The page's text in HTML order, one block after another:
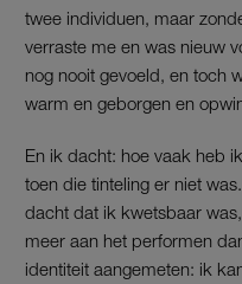
twee individuen, maar
verraste me en was nieuw
nog nooit gevoeld, en toch
warm en geborgen en
En ik dacht: hoe vaak heb
toen die tinteling er niet
dacht dat ik kwetsbaar
meer aan het performen
identiteit aangemeten: ik